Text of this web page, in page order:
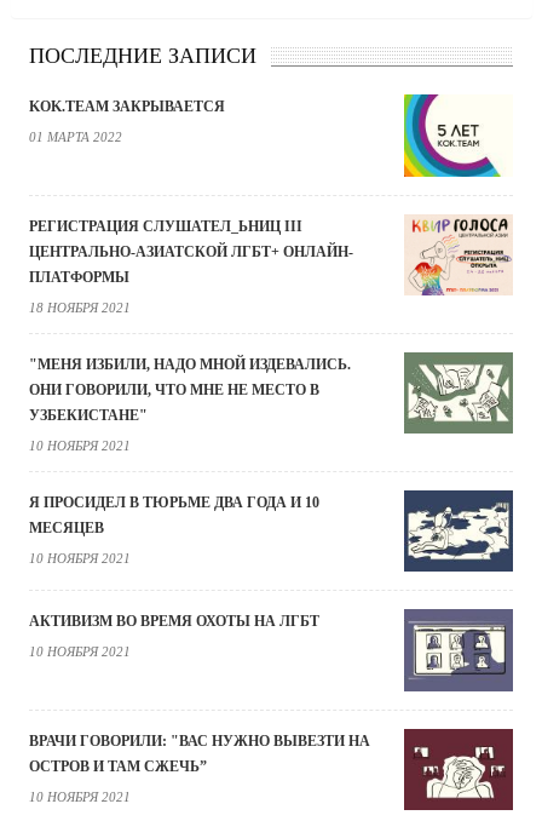
ПОСЛЕДНИЕ ЗАПИСИ
KOK.TEAM ЗАКРЫВАЕТСЯ
01 МАРТА 2022
РЕГИСТРАЦИЯ СЛУШАТЕЛ_ЬНИЦ III
ЦЕНТРАЛЬНО-АЗИАТСКОЙ ЛГБТ+ ОНЛАЙН-
ПЛАТФОРМЫ
18 НОЯБРЯ 2021
"МЕНЯ ИЗБИЛИ, НАДО МНОЙ ИЗДЕВАЛИСЬ.
ОНИ ГОВОРИЛИ, ЧТО МНЕ НЕ МЕСТО В
УЗБЕКИСТАНЕ"
10 НОЯБРЯ 2021
Я ПРОСИДЕЛ В ТЮРЬМЕ ДВА ГОДА И 10
МЕСЯЦЕВ
10 НОЯБРЯ 2021
АКТИВИЗМ ВО ВРЕМЯ ОХОТЫ НА ЛГБТ
10 НОЯБРЯ 2021
ВРАЧИ ГОВОРИЛИ: "ВАС НУЖНО ВЫВЕЗТИ НА
ОСТРОВ И ТАМ СЖЕЧЬ”
10 НОЯБРЯ 2021